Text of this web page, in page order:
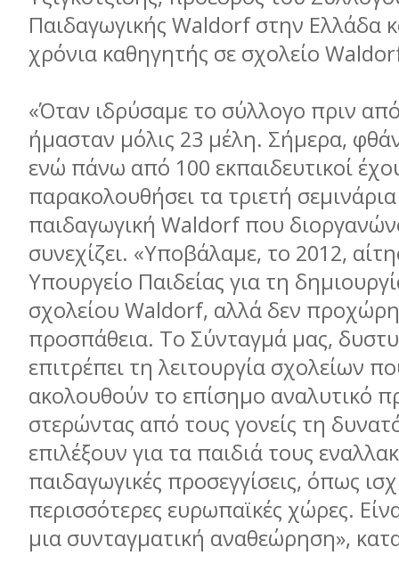
Παιδαγωγικής Waldorf στην Ελλάδα
χρόνια καθηγητής σε σχολείο
«Όταν ιδρύσαµε το σύλλογο πριν
ήµασταν µόλις 23 µέλη. Σήµερα,
ενώ πάνω από 100 εκπαιδευτικοί
παρακολουθήσει τα τριετή
παιδαγωγική Waldorf που
συνεχίζει. «Υποβάλαµε, το 2012,
Υπουργείο Παιδείας για τη
σχολείου Waldorf, αλλά δεν
προσπάθεια. Το Σύνταγµά µας,
επιτρέπει τη λειτουργία σχολείων
ακολουθούν το επίσηµο αναλυτικό
στερώντας από τους γονείς τη
επιλέξουν για τα παιδιά τους
παιδαγωγικές προσεγγίσεις, όπως
περισσότερες ευρωπαϊκές χώρες.
µια συνταγµατική αναθεώρηση»,